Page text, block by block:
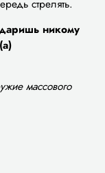
стрелять.
никому
массового